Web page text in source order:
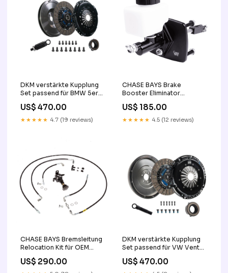
DKM verstärkte Kupplung
Set passend für BMW 5er
Motor:520i M52, M54
(01/96-06/03)
US$ 470.00
★★★★★ 4.7 (19 reviews)
CHASE BAYS Brake
Booster Eliminator
SC300 SC400 opel-city
US$ 185.00
★★★★★ 4.5 (12 reviews)
CHASE BAYS Bremsleitung
Relocation Kit für OEM
Honda Civic (1992-2000)
US$ 290.00
DKM verstärkte Kupplung
Set passend für VW Vento
US$ 470.00